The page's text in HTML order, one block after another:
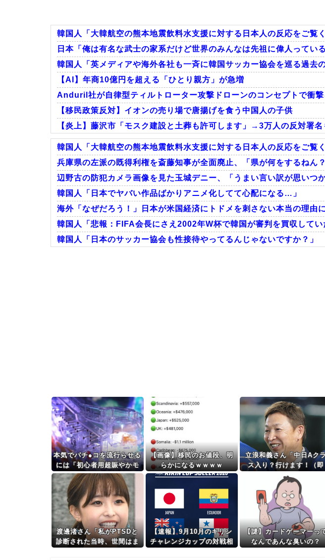
韓国人「意外に日本
Powered by livedoor
韓国人「大韓航空の熊本地震飲料水支援に対する日本人の反応をご覧
日本「俺は有名な武士の家系だけど世界のみんなは先祖に偉人っている
韓国人「英メディアや海外各社も一斉に韓国サッカー協会を巡る過去
【AI】年商10億円を超える「ひとり親方」が急増
Anduril社が自律型ティルトローター攻撃ドローンのコンセプトで衝撃
【移民政策反対】イオンの売り場で唐揚げを食う中国人の子供
【炎上】藤沢市「モスク建設と土葬も許可します」→3万人の反対署名
Powered by livedoor 相互RSS
韓国人「大韓航空の熊本地震飲料水支援に対する日本人の反応をご覧
兵庫県の左派の既得利権を斎藤知事が全面廃止、「県が何をするねん
辺野古の防犯カメラ画像を見た玉城デニー、「うまい言い訳が思いつ
韓国人「日本でヤバい作品ばかりアニメ化してて心配になる…」
海外「なぜだろう！」日本が米国経済にトドメを刺さない本当の理由
韓国人「悲報：FIFA会長にさえ2002年W杯で韓国が審判を買収して
韓国人「日本のサッカー協会も性接待やってるんじゃないですか？」
本気でパチ●コを流行らせる
には「初心者用超賑やかモ
ードとシンプルモード搭
載」「コテスタフェアスタ
なんでもいいからボーダー3
維持」この2つだけでいいと
思う
【画像】移民のお値段、明
らかになるｗｗｗｗ
立浪和義さん「中日Aク
ス入り？行けます！（即
答）」
渡邊渚さん「私がPTSDと
診断された当時、世間はま
【速報】9月10月のキリン
チャレンジカップの対戦相
【謎】カードゲーマーっ
なんであんな臭いの？